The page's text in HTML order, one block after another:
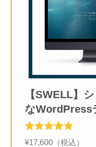
【SWELL】
なWordPress
¥17,600（税込）